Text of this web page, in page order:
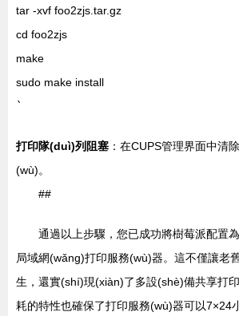
tar -xvf foo2zjs.tar.gz
cd foo2zjs
make
sudo make install
`
打印隊(duì)列阻塞 ：在CUPS管理界面中清
(wù)。
##
通過以上步驟，您已成功將樹莓派配置
局域網(wǎng)打印服務(wù)器。這不僅讓老
生，還實(shí)現(xiàn)了多設(shè)備共享打
耗的特性也確保了打印服務(wù)器可以7×24